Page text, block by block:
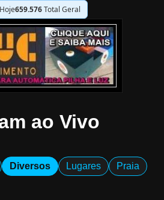
659.576Total Geral
ao Vivo
Diversos Lugares
Praia